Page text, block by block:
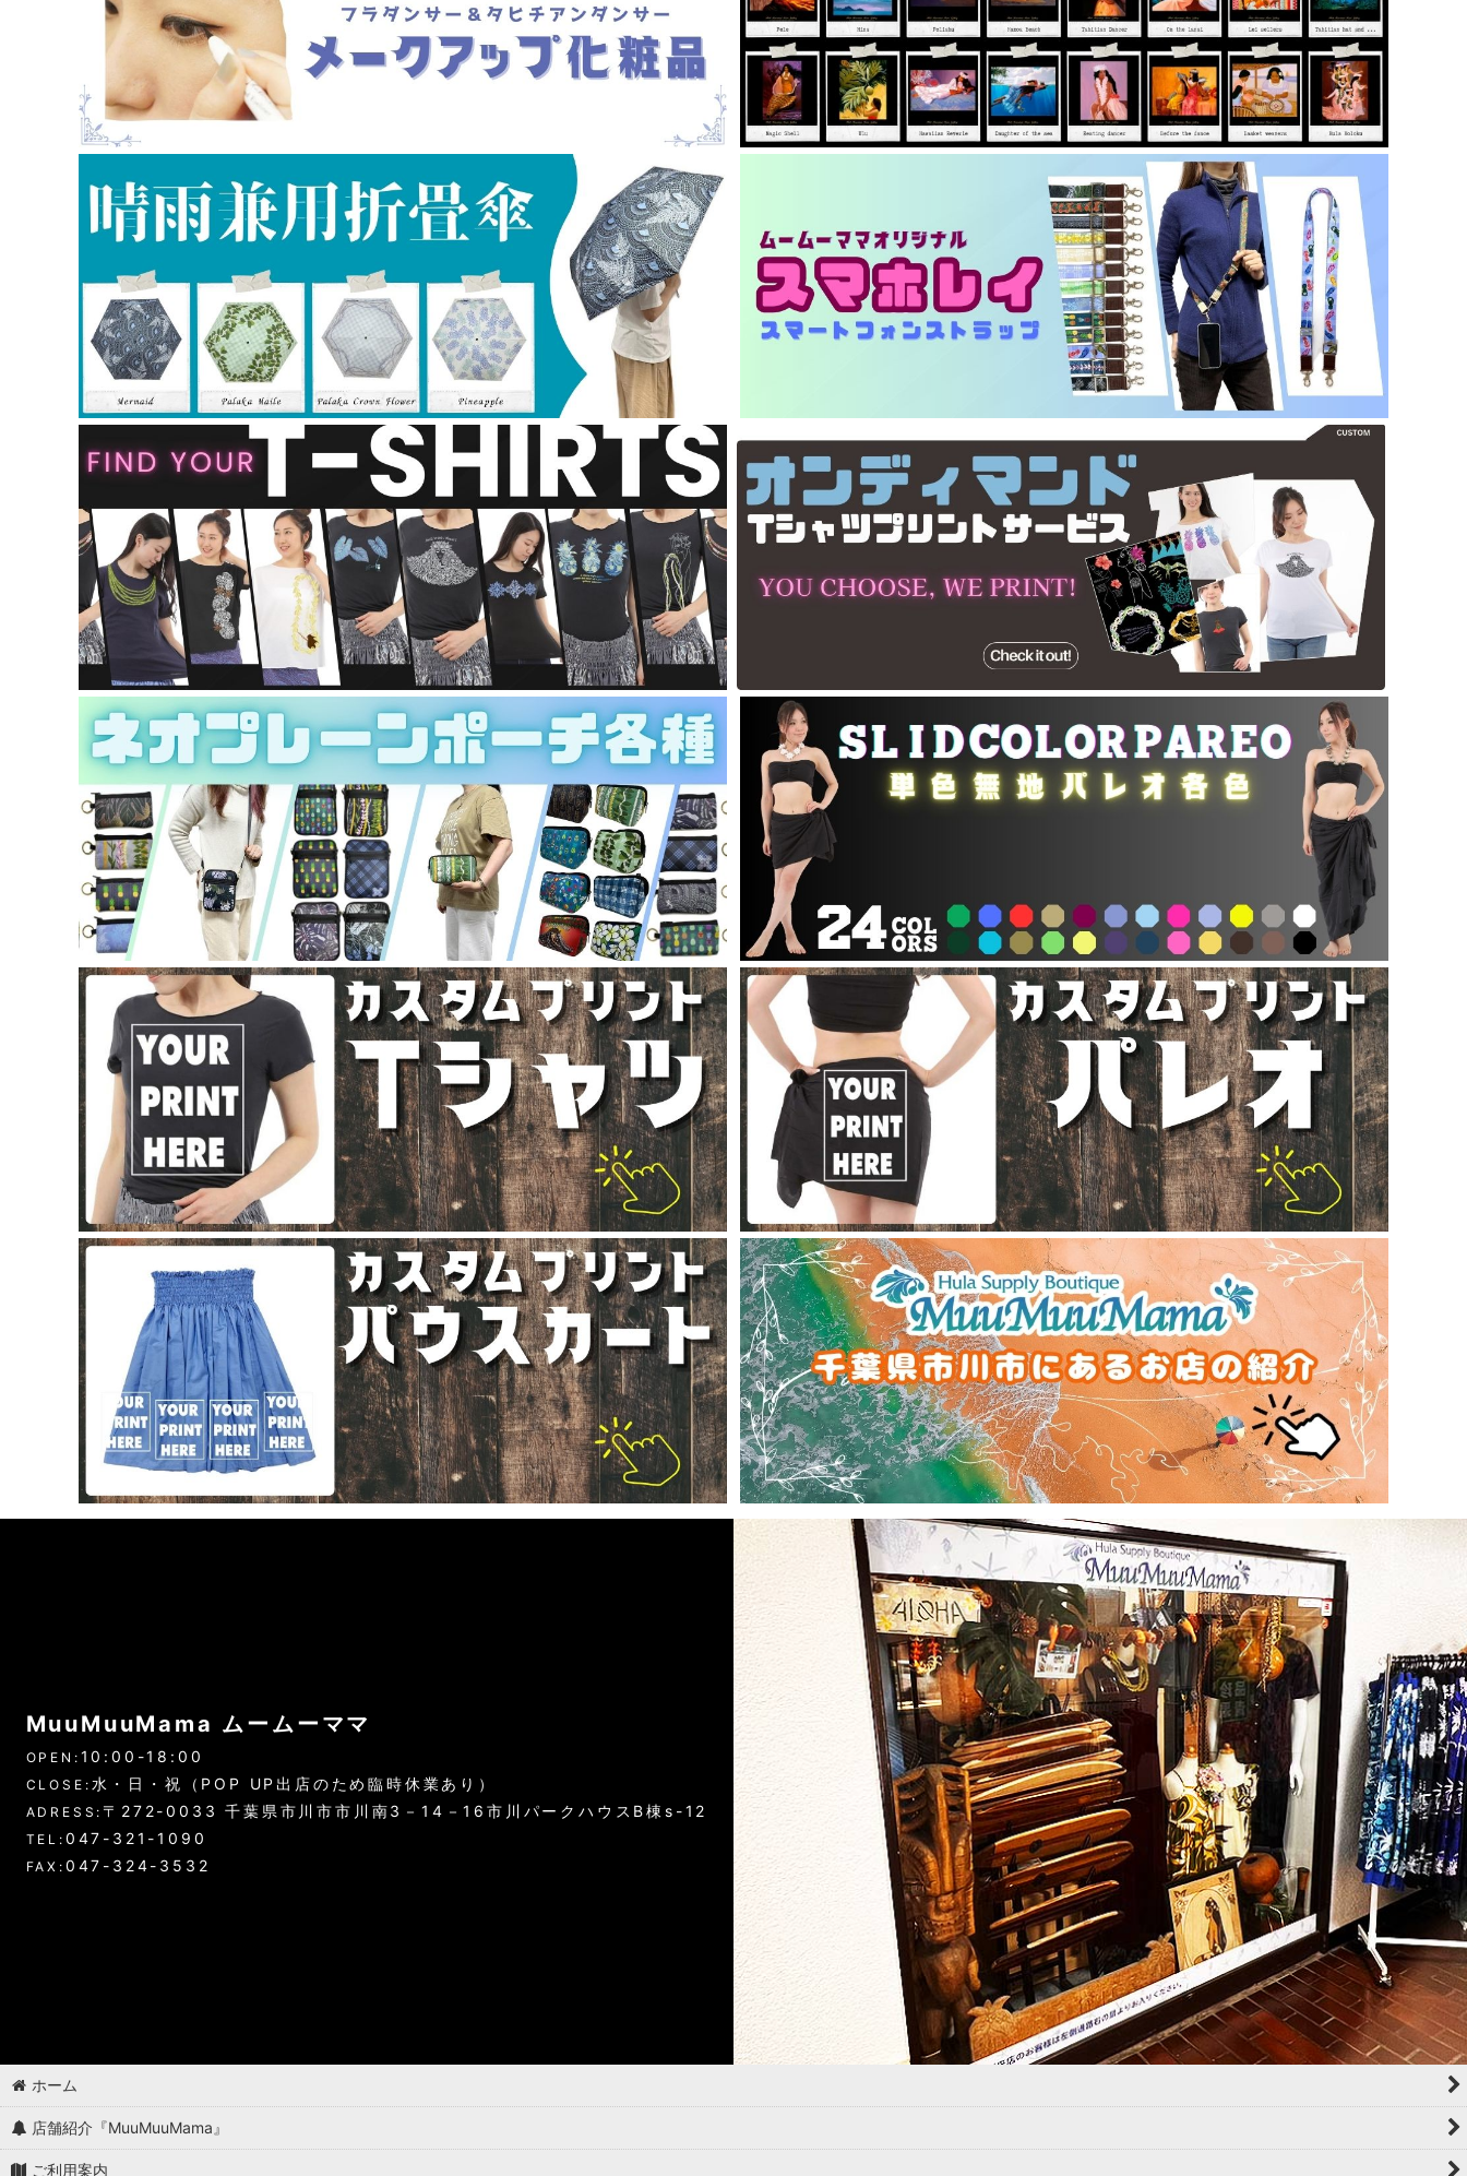
MuuMuuMama ムームーママ
OPEN: 10:00-18:00
CLOSE: 水・日・祝（POP UP出店のため臨時休業あり）
ADRESS: 〒272-0033 千葉県市川市市川南3－14－16市川パークハウスB棟s-12
TEL: 047-321-1090
FAX: 047-324-3532
ホーム
店舗紹介『MuuMuuMama』
ご利用案内